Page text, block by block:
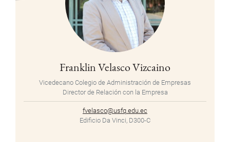
Franklin Velasco Vizcaino
Vicedecano Colegio de Administración de Empresas
Director de Relación con la Empresa
fvelasco@usfq.edu.ec
Edificio Da Vinci, D300-C